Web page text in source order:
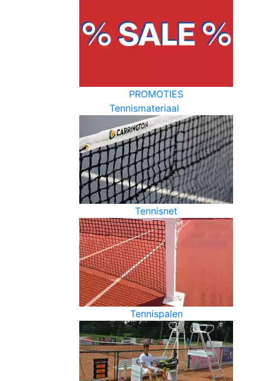
PROMOTIES
Tennismateriaal
Tennisnet
Tennispalen